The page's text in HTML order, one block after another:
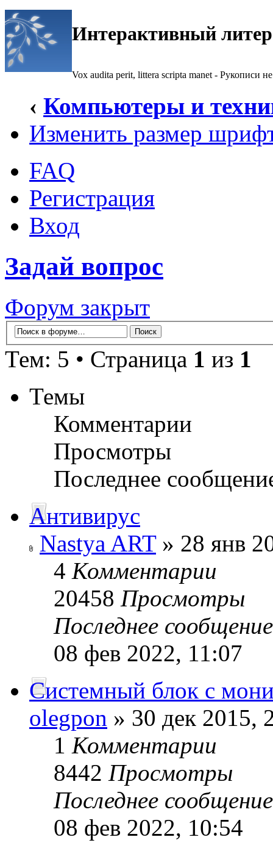
Интерактивный
Vox audita perit, littera scripta manet - Рукописи не
‹ Компьютеры и
Изменить размер
FAQ
Регистрация
Вход
Задай вопрос
Форум закрыт
Тем: 5 • Страница 1 из 1
Темы
Комментарии
Просмотры
Последнее
Антивирус
Nastya ART» 28 янв
4 Комментарии
20458 Просмотры
Последнее
08 фев 2022, 11:07
Системный блок с
olegpon » 30 дек 2015,
1 Комментарии
8442 Просмотры
Последнее
08 фев 2022, 10:54